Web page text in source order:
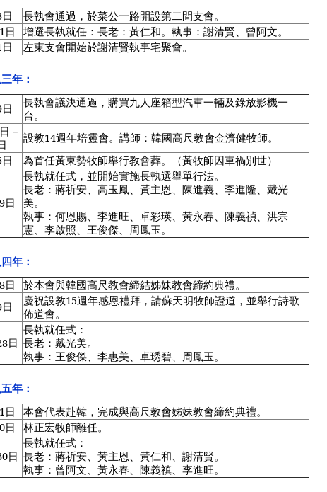
長執會通過，於菜公一路開設第二間支會。
日
增選長執就任：長老：黃仁和。執事：謝清賢、曾阿文。
左東支會開始於謝清賢執事宅聚會。
年：
長執會議決通過，購買九人座箱型汽車一輛及錄放影機一
台。
－ 設教14週年培靈會。講師：韓國高尺教會金濟健牧師。
為首任黃東勢牧師舉行教會葬。（黃牧師因車禍別世）
日
長執就任式，並開始實施長執選舉單行法。
長老：蔣祈安、高玉鳳、黃主恩、陳進義、李進隆、戴光
美。
執事：何恩賜、李進旺、卓彩瑛、黃永春、陳義禎、洪宗
憲、李啟照、王俊傑、周鳳玉。
年：
日
於本會與韓國高尺教會締結姊妹教會締約典禮。
慶祝設教15週年感恩禮拜，請蘇天明牧師證道，並舉行詩歌
佈道會。
日
長執就任式：
長老：戴光美。
執事：王俊傑、李惠美、卓琇碧、周鳳玉。
年：
日
本會代表赴韓，完成與高尺教會姊妹教會締約典禮。
日 林正宏牧師離任。
日
長執就任式：
長老：蔣祈安、黃主恩、黃仁和、謝清賢。
執事：曾阿文、黃永春、陳義禛、李進旺。